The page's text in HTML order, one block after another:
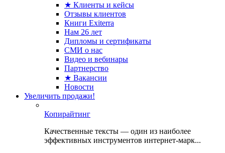
★ Клиенты и кейсы
Отзывы клиентов
Книги Exiterra
Нам 26 лет
Дипломы и сертификаты
СМИ о нас
Видео и вебинары
Партнерство
★ Вакансии
Новости
Увеличить продажи!
Копирайтинг
Качественные тексты — один из наиболее
эффективных инструментов интернет-марк...